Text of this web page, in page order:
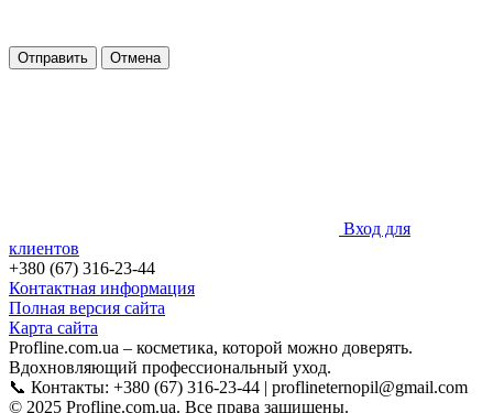
Отправить Отмена
Вход для
клиентов
+380 (67) 316-23-44
Контактная информация
Полная версия сайта
Карта сайта
Profline.com.ua – косметика, которой можно доверять.
Вдохновляющий профессиональный уход.
📞 Контакты: +380 (67) 316-23-44 | proflineternopil@gmail.com
© 2025 Profline.com.ua. Все права защищены.